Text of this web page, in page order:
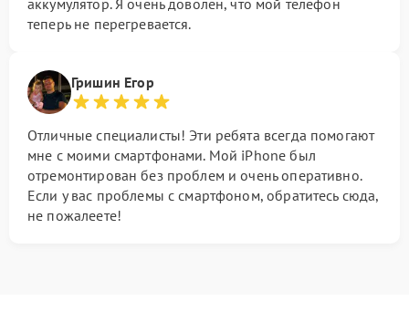
аккумулятор. Я очень доволен, что мой телефон
теперь не перегревается.
Гришин Егор
Отличные специалисты! Эти ребята всегда помогают
мне с моими смартфонами. Мой iPhone был
отремонтирован без проблем и очень оперативно.
Если у вас проблемы с смартфоном, обратитесь сюда,
не пожалеете!